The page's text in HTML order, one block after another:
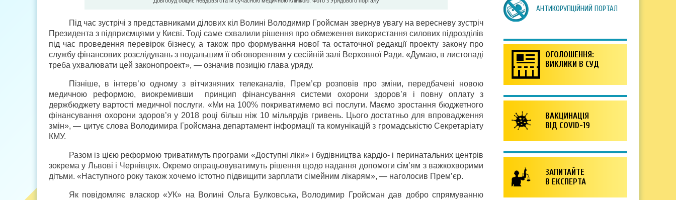
Під час зустрічі з представниками ділових кіл Волині Володимир Гройсман звернув увагу на вересневу зустріч
Президента з підприємцями у Києві. Тоді саме схвалили рішення про обмеження використання силових підрозділів
під час проведення перевірок бізнесу, а також про формування нової та остаточної редакції проекту закону про
службу фінансових розслідувань з подальшим її обговоренням у сесійній залі Верховної Ради. «Думаю, в листопаді
треба ухвалювати цей законопроект», — означив позицію глава уряду.
Пізніше, в інтерв’ю одному з вітчизняних телеканалів, Прем’єр розповів про зміни, передбачені новою
медичною реформою, виокремивши принцип фінансування системи охорони здоров’я і повну оплату з
держбюджету вартості медичної послуги. «Ми на 100% покриватимемо всі послуги. Маємо зростання бюджетного
фінансування охорони здоров’я у 2018 році більш ніж 10 мільярдів гривень. Цього достатньо для впровадження
змін», — цитує слова Володимира Гройсмана департамент інформації та комунікацій з громадськістю Секретаріату
КМУ.
Разом із цією реформою триватимуть програми «Доступні ліки» і будівництва кардіо- і перинатальних центрів
зокрема у Львові і Чернівцях. Окремо опрацьовуватимуть рішення щодо надання допомоги сім’ям з важкохворими
дітьми. «Наступного року також хочемо істотно підвищити зарплати сімейним лікарям», — наголосив Прем’єр.
Як повідомляє власкор «УК» на Волині Ольга Булковська, Володимир Гройсман дав добро спрямуванню
АНТИКОРУПЦІЙНИЙ ПОРТАЛ
ОГОЛОШЕННЯ:
ВИКЛИКИ В СУД
ВАКЦИНАЦІЯ
ВІД COVID-19
ЗАПИТАЙТЕ
В ЕКСПЕРТА